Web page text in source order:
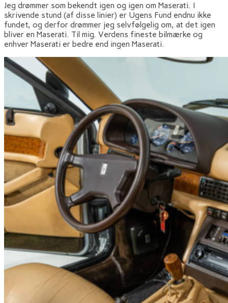
Jeg drømmer som bekendt igen og igen om Maserati. I
skrivende stund (af disse linier) er Ugens Fund endnu ikke
fundet, og derfor drømmer jeg selvfølgelig om, at det igen
bliver en Maserati. Til mig. Verdens fineste bilmærke og
enhver Maserati er bedre end ingen Maserati.